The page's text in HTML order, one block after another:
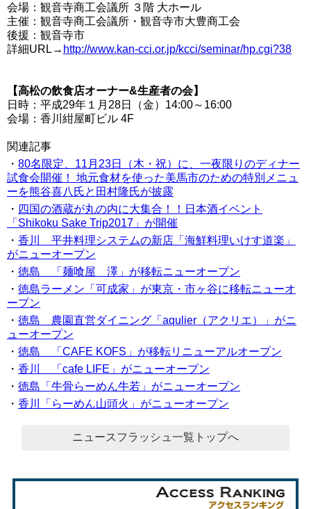
会場：観音寺商工会議所 ３階 大ホール
主催：観音寺商工会議所・観音寺市大豊商工会
後援：観音寺市
詳細URL→ http://www.kan-cci.or.jp/kcci/seminar/hp.cgi?38
【高松の飲食店オーナー&生産者の会】
日時：平成29年１月28日（金）14:00～16:00
会場：香川紺屋町ビル 4F
関連記事
・ 80名限定、11月23日（木・祝）に、一夜限りのディナー
試食会開催！ 地元食材を使った美馬市のための特別メニュ
ーを熊谷喜八氏と田村隆氏が披露
・ 四国の酒蔵が丸の内に大集合！！日本酒イベント
「Shikoku Sake Trip2017」が開催
・ 香川 平井料理システムの新店「海鮮料理いけす道楽」
がニューオープン
・ 徳島 「麺喰屋 澤」が移転ニューオープン
・ 徳島ラーメン「可成家」が東京・市ヶ谷に移転ニューオ
ープン
・ 徳島 農園直営ダイニング「aqulier（アクリエ）」がニ
ューオープン
・ 徳島 「CAFE KOFS」が移転リニューアルオープン
・ 香川 「cafe LIFE」がニューオープン
・ 徳島「牛骨らーめん牛若」がニューオープン
・ 香川「らーめん山頭火」がニューオープン
ニュースフラッシュ一覧トップへ